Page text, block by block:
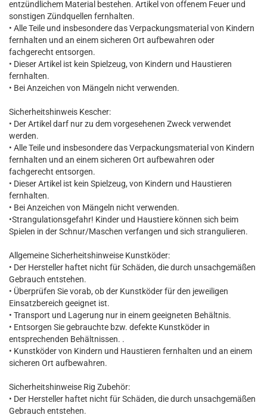
entzündlichem Material bestehen. Artikel von offenem Feuer und
sonstigen Zündquellen fernhalten.
• Alle Teile und insbesondere das Verpackungsmaterial von Kindern
fernhalten und an einem sicheren Ort aufbewahren oder
fachgerecht entsorgen.
• Dieser Artikel ist kein Spielzeug, von Kindern und Haustieren
fernhalten.
• Bei Anzeichen von Mängeln nicht verwenden.
Sicherheitshinweis Kescher:
• Der Artikel darf nur zu dem vorgesehenen Zweck verwendet
werden.
• Alle Teile und insbesondere das Verpackungsmaterial von Kindern
fernhalten und an einem sicheren Ort aufbewahren oder
fachgerecht entsorgen.
• Dieser Artikel ist kein Spielzeug, von Kindern und Haustieren
fernhalten.
• Bei Anzeichen von Mängeln nicht verwenden.
•Strangulationsgefahr! Kinder und Haustiere können sich beim
Spielen in der Schnur/Maschen verfangen und sich strangulieren.
Allgemeine Sicherheitshinweise Kunstköder:
• Der Hersteller haftet nicht für Schäden, die durch unsachgemäßen
Gebrauch entstehen.
• Überprüfen Sie vorab, ob der Kunstköder für den jeweiligen
Einsatzbereich geeignet ist.
• Transport und Lagerung nur in einem geeigneten Behältnis.
• Entsorgen Sie gebrauchte bzw. defekte Kunstköder in
entsprechenden Behältnissen. .
• Kunstköder von Kindern und Haustieren fernhalten und an einem
sicheren Ort aufbewahren.
Sicherheitshinweise Rig Zubehör:
• Der Hersteller haftet nicht für Schäden, die durch unsachgemäßen
Gebrauch entstehen.